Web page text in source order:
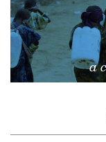
a